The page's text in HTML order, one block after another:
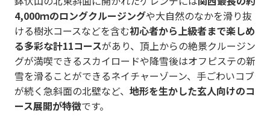
4,000ｍのロングクルージングや大自然のなかを滑り抜
ける樹氷コースなどを含む初心者から上級者まで楽しめ
る多彩な計11コースがあり、頂上からの絶景クルージン
グが満喫できるスカイロードや降雪後はオフピステの新
雪を滑ることができるネイチャーゾーン、手ごわいコブ
が続く急斜面の北壁など、 地形を生かした玄人向けのコ
ース展開が特徴です。